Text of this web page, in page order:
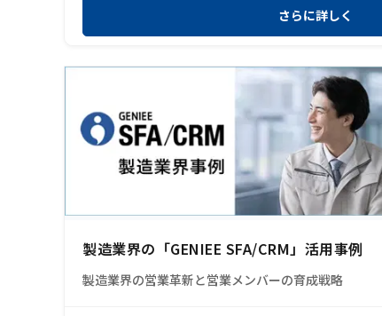
さらに詳しく
製造業界の「GENIEE SFA/CRM」活用事例
製造業界の営業革新と営業メンバーの育成戦略